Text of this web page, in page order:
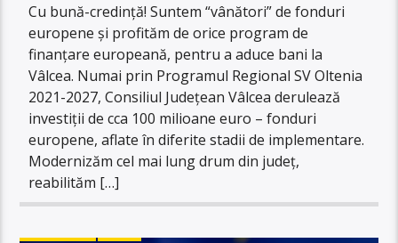
Cu bună-credință! Suntem “vânători” de fonduri
europene și profităm de orice program de
finanțare europeană, pentru a aduce bani la
Vâlcea. Numai prin Programul Regional SV Oltenia
2021-2027, Consiliul Județean Vâlcea derulează
investiții de cca 100 milioane euro – fonduri
europene, aflate în diferite stadii de implementare.
Modernizăm cel mai lung drum din județ,
reabilităm […]